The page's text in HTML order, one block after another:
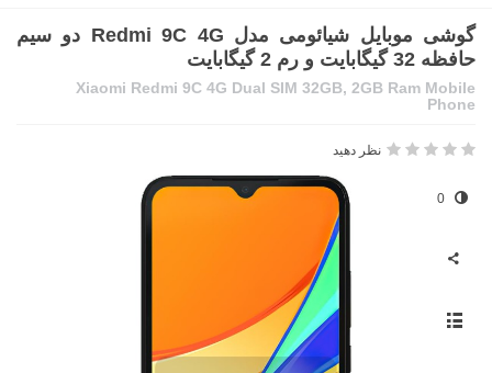
گوشی موبایل شیائومی مدل Redmi 9C 4G دو سیم
حافظه 32 گیگابایت و رم 2 گیگابایت
Xiaomi Redmi 9C 4G Dual SIM 32GB, 2GB Ram Mobile
Phone
نظر دهید
0